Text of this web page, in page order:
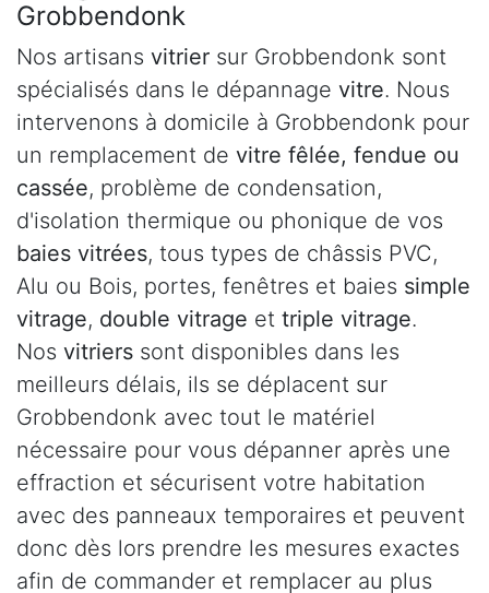
Grobbendonk
Nos artisans vitrier sur Grobbendonk sont
spécialisés dans le dépannage vitre. Nous
intervenons à domicile à Grobbendonk pour
un remplacement de vitre fêlée, fendue ou
cassée, problème de condensation,
d'isolation thermique ou phonique de vos
baies vitrées, tous types de châssis PVC,
Alu ou Bois, portes, fenêtres et baies simple
vitrage, double vitrage et triple vitrage.
Nos vitriers sont disponibles dans les
meilleurs délais, ils se déplacent sur
Grobbendonk avec tout le matériel
nécessaire pour vous dépanner après une
effraction et sécurisent votre habitation
avec des panneaux temporaires et peuvent
donc dès lors prendre les mesures exactes
afin de commander et remplacer au plus